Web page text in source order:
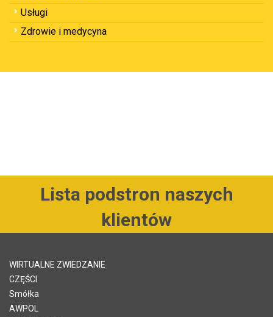
Usługi
Zdrowie i medycyna
Lista podstron naszych
klientów
WIRTUALNE ZWIEDZANIE
CZĘŚCI
Smółka
AWPOL